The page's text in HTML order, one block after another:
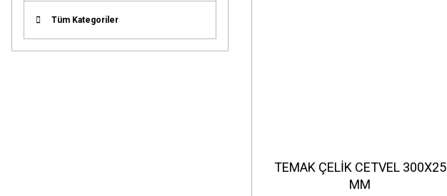
Tüm Kategoriler
TEMAK ÇELİK CETVEL 300X25
MM